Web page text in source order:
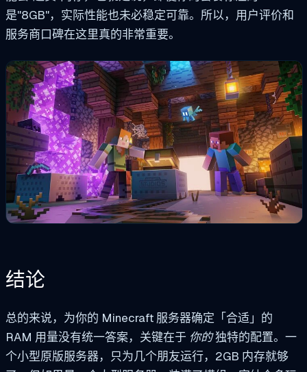
是"8GB"，实际性能也未必稳定可靠。所以，用户评价和
服务商口碑在这里真的非常重要。
结论
总的来说，为你的 Minecraft 服务器确定「合适」的
RAM 用量没有统一答案，关键在于 你的独特的配置。一
个小型原版服务器，只为几个朋友运行，2GB 内存就够